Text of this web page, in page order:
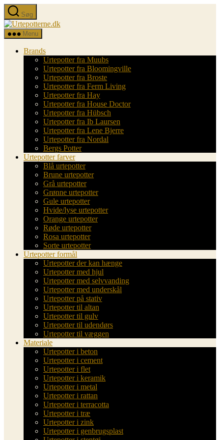
Spring
til
indholdet
Søg
Urtepotterne.dk
Menu
Brands
Urtepotter fra Muubs
Urtepotter fra Bloomingville
Urtepotter fra Broste
Urtepotter fra Ferm Living
Urtepotter fra Hay
Urtepotter fra House Doctor
Urtepotter fra Hübsch
Urtepotter fra Ib Laursen
Urtepotter fra Lene Bjerre
Urtepotter fra Nordal
Bergs Potter
Urtepotter farver
Blå urtepotter
Brune urtepotter
Grå urtepotter
Grønne urtepotter
Gule urtepotter
Hvide/lyse urtepotter
Orange urtepotter
Røde urtepotter
Rosa urtepotter
Sorte urtepotter
Urtepotter formål
Urtepotter der kan hænge
Urtepotter med hjul
Urtepotter med selvvanding
Urtepotter med underskål
Urtepotter på stativ
Urtepotter til altan
Urtepotter til gulv
Urtepotter til udendørs
Urtepotter til væggen
Materiale
Urtepotter i beton
Urtepotter i cement
Urtepotter i flet
Urtepotter i keramik
Urtepotter i metal
Urtepotter i rattan
Urtepotter i terracotta
Urtepotter i træ
Urtepotter i zink
Urtepotter i genbrugsplast